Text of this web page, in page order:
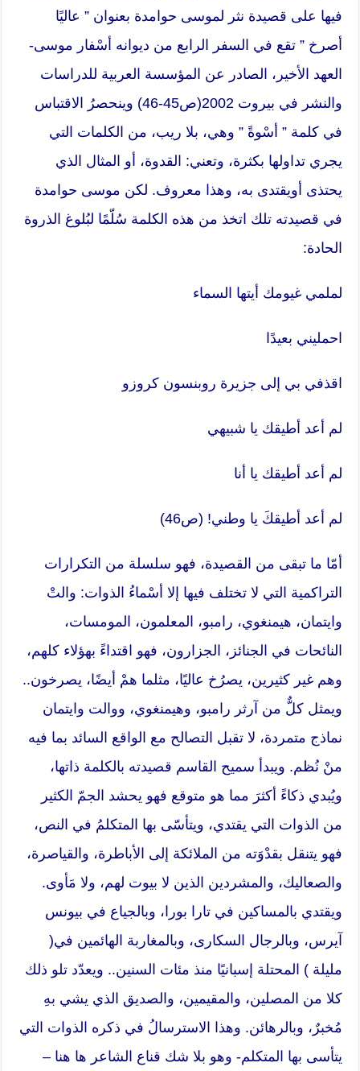
فيها على قصيدة نثر لموسى حوامدة بعنوان ” عاليًا
أصرخ ” تقع في السفر الرابع من ديوانه أسْفار موسى-
العهد الأخير، الصادر عن المؤسسة العربية للدراسات
والنشر في بيروت 2002(ص45-46) وينحصرُ الاقتباس
في كلمة ” أسْوةً ” وهي، بلا ريب، من الكلمات التي
يجري تداولها بكثرة، وتعني: القدوة، أو المثال الذي
يحتذى أويقتدى به، وهذا معروف. لكن موسى حوامدة
في قصيدته تلك اتخذ من هذه الكلمة سُلّمًا لبُلوغ الذروة
الحادة:
لملمي غيومك أيتها السماء
احمليني بعيدًا
اقذفي بي إلى جزيرة روبنسون كروزو
لم أعد أطيقك يا شبيهي
لم أعد أطيقك يا أنا
لم أعد أطيقكَ يا وطني! (ص46)
أمّا ما تبقى من القصيدة، فهو سلسلة من التكرارات
التراكمية التي لا تختلف فيها إلا أسْماءُ الذوات: والتْ
وايتمان، هيمنغوي، رامبو، المعلمون، المومسات،
النائحات في الجنائز، الجزارون، فهو اقتداءً بهؤلاء كلهم،
وهم غير كثيرين، يصرُخ عاليًا، مثلما همْ أيضًا، يصرخون..
ويمثل كلٌّ من آرثر رامبو، وهيمنغوي، ووالت وايتمان
نماذج متمردة، لا تقبل التصالح مع الواقع السائد بما فيه
منْ نُظم. ويبدأ سميح القاسم قصيدته بالكلمة ذاتها،
ويُبدي ذكاءً أكثرَ مما هو متوقع فهو يحشد الجمّ الكثير
من الذوات التي يقتدي، ويتأسّى بها المتكلمُ في النص،
فهو يتنقل بقدْوَته من الملائكة إلى الأباطرة، والقياصرة،
والصعاليك، والمشردين الذين لا بيوت لهم، ولا مَأوى.
ويقتدي بالمساكين في تارا بورا، وبالجياع في بيونس
آيرس، وبالرجال السكارى، وبالمغاربة الهائمين في(
مليلة ) المحتلة إسبانيًا منذ مئات السنين.. ويعدّد تلو ذلك
كلا من المصلين، والمقيمين، والصديق الذي يشي بهِ
مُخبرٌ، وبالرهائن. وهذا الاسترسالُ في ذكره الذوات التي
يتأسى بها المتكلم- وهو بلا شك قناع الشاعر ها هنا –